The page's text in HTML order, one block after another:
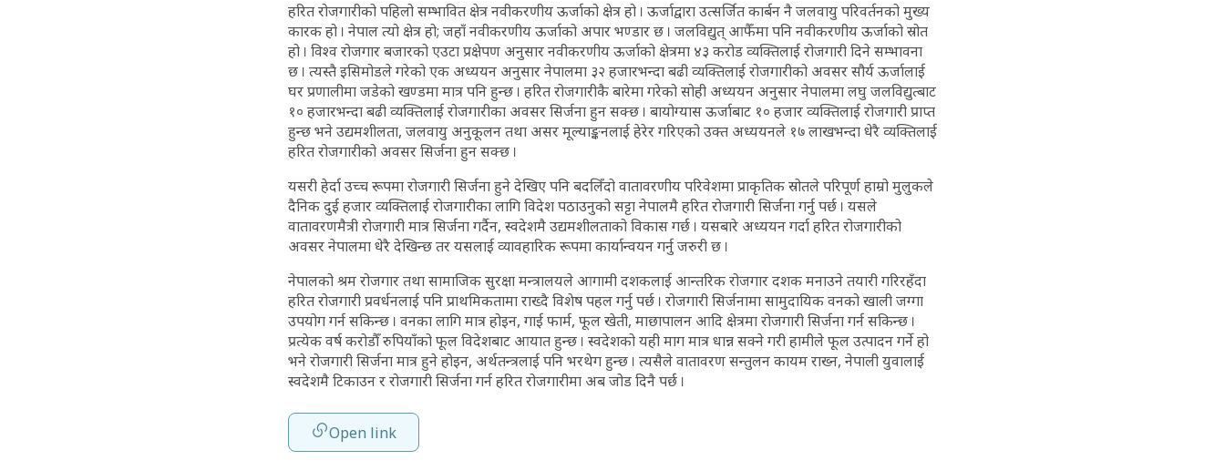
हरित रोजगारीको पहिलो सम्भावित क्षेत्र नवीकरणीय ऊर्जाको क्षेत्र हो । ऊर्जाद्वारा उत्सर्जित कार्बन नै जलवायु परिवर्तनको मुख्य
कारक हो । नेपाल त्यो क्षेत्र हो; जहाँ नवीकरणीय ऊर्जाको अपार भण्डार छ । जलविद्युत् आफैँमा पनि नवीकरणीय ऊर्जाको स्रोत
हो । विश्व रोजगार बजारको एउटा प्रक्षेपण अनुसार नवीकरणीय ऊर्जाको क्षेत्रमा ४३ करोड व्यक्तिलाई रोजगारी दिने सम्भावना
छ । त्यस्तै इसिमोडले गरेको एक अध्ययन अनुसार नेपालमा ३२ हजारभन्दा बढी व्यक्तिलाई रोजगारीको अवसर सौर्य ऊर्जालाई
घर प्रणालीमा जडेको खण्डमा मात्र पनि हुन्छ । हरित रोजगारीकै बारेमा गरेको सोही अध्ययन अनुसार नेपालमा लघु जलविद्युत्बाट
१० हजारभन्दा बढी व्यक्तिलाई रोजगारीका अवसर सिर्जना हुन सक्छ । बायोग्यास ऊर्जाबाट १० हजार व्यक्तिलाई रोजगारी प्राप्त
हुन्छ भने उद्यमशीलता, जलवायु अनुकूलन तथा असर मूल्याङ्कनलाई हेरेर गरिएको उक्त अध्ययनले १७ लाखभन्दा धेरै व्यक्तिलाई
हरित रोजगारीको अवसर सिर्जना हुन सक्छ ।
यसरी हेर्दा उच्च रूपमा रोजगारी सिर्जना हुने देखिए पनि बदलिँदो वातावरणीय परिवेशमा प्राकृतिक स्रोतले परिपूर्ण हाम्रो मुलुकले
दैनिक दुई हजार व्यक्तिलाई रोजगारीका लागि विदेश पठाउनुको सट्टा नेपालमै हरित रोजगारी सिर्जना गर्नु पर्छ । यसले
वातावरणमैत्री रोजगारी मात्र सिर्जना गर्दैन, स्वदेशमै उद्यमशीलताको विकास गर्छ । यसबारे अध्ययन गर्दा हरित रोजगारीको
अवसर नेपालमा धेरै देखिन्छ तर यसलाई व्यावहारिक रूपमा कार्यान्वयन गर्नु जरुरी छ ।
नेपालको श्रम रोजगार तथा सामाजिक सुरक्षा मन्त्रालयले आगामी दशकलाई आन्तरिक रोजगार दशक मनाउने तयारी गरिरहँदा
हरित रोजगारी प्रवर्धनलाई पनि प्राथमिकतामा राख्दै विशेष पहल गर्नु पर्छ । रोजगारी सिर्जनामा सामुदायिक वनको खाली जग्गा
उपयोग गर्न सकिन्छ । वनका लागि मात्र होइन, गाई फार्म, फूल खेती, माछापालन आदि क्षेत्रमा रोजगारी सिर्जना गर्न सकिन्छ ।
प्रत्येक वर्ष करोडौँ रुपियाँको फूल विदेशबाट आयात हुन्छ । स्वदेशको यही माग मात्र धान्न सक्ने गरी हामीले फूल उत्पादन गर्ने हो
भने रोजगारी सिर्जना मात्र हुने होइन, अर्थतन्त्रलाई पनि भरथेग हुन्छ । त्यसैले वातावरण सन्तुलन कायम राख्न, नेपाली युवालाई
स्वदेशमै टिकाउन र रोजगारी सिर्जना गर्न हरित रोजगारीमा अब जोड दिनै पर्छ ।
Open link